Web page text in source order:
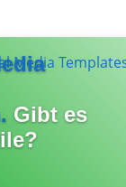
Gibt es